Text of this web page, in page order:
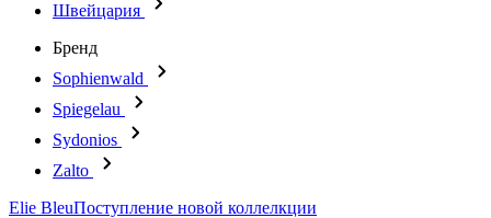
Швейцария
Бренд
Sophienwald
Spiegelau
Sydonios
Zalto
Elie BleuПоступление новой коллелкции